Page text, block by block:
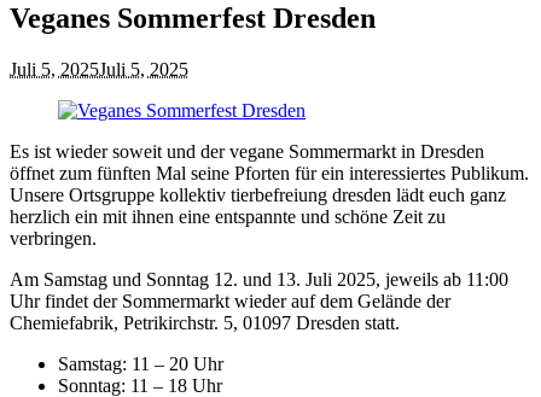
Veganes Sommerfest Dresden
Juli 5, 2025Juli 5, 2025
Es ist wieder soweit und der vegane Sommermarkt in Dresden
öffnet zum fünften Mal seine Pforten für ein interessiertes Publikum.
Unsere Ortsgruppe kollektiv tierbefreiung dresden lädt euch ganz
herzlich ein mit ihnen eine entspannte und schöne Zeit zu
verbringen.
Am Samstag und Sonntag 12. und 13. Juli 2025, jeweils ab 11:00
Uhr findet der Sommermarkt wieder auf dem Gelände der
Chemiefabrik, Petrikirchstr. 5, 01097 Dresden statt.
Samstag: 11 – 20 Uhr
Sonntag: 11 – 18 Uhr